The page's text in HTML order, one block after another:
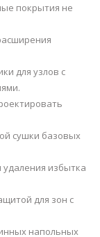
покрытия не
для узлов с
сушки базовых
избытка
для зон с
напольных